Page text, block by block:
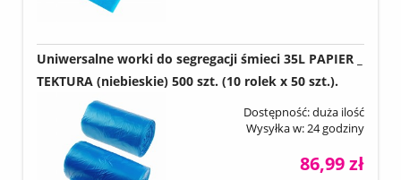
Uniwersalne worki do segregacji śmieci 35L PAPIER _
TEKTURA (niebieskie) 500 szt. (10 rolek x 50 szt.).
Dostępność:duża ilość
Wysyłka w:24 godziny
86,99 zł